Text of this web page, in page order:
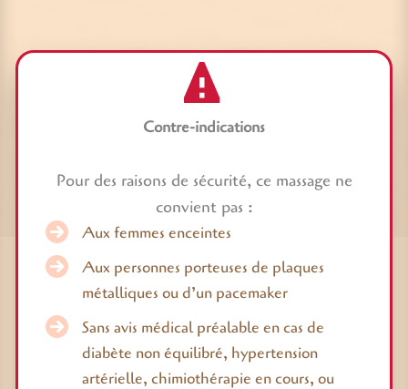
Contre-indications
Pour des raisons de sécurité, ce massage ne
convient pas :
Aux femmes enceintes
Aux personnes porteuses de plaques
métalliques ou d’un pacemaker
Sans avis médical préalable en cas de
diabète non équilibré, hypertension
artérielle, chimiothérapie en cours, ou